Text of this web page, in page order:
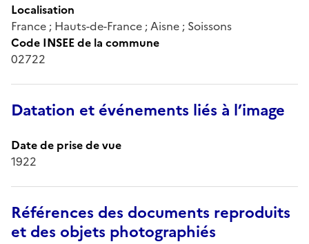
Localisation
France ; Hauts-de-France ; Aisne ; Soissons
Code INSEE de la commune
02722
Datation et événements liés à l’image
Date de prise de vue
1922
Références des documents reproduits
et des objets photographiés